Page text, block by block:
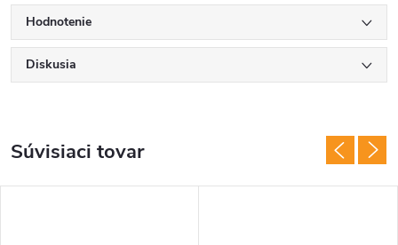
Hodnotenie
Diskusia
Súvisiaci tovar